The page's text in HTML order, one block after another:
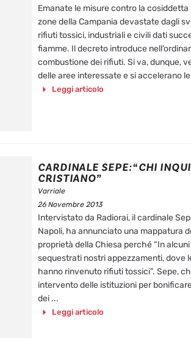
Emanate le misure contro la cosiddetta
zone della Campania devastate dagli
rifiuti tossici, industriali e civili dati
fiamme. Il decreto introduce
combustione dei rifiuti. Si va, dunque,
delle aree interessate e si accelerano
Leggi articolo
CARDINALE SEPE: “CHI
CRISTIANO”
Varriale
26 Novembre 2013
Intervistato da Radiorai, il cardinale
Napoli, ha annunciato una mappatura
proprietà della Chiesa perché “In
sequestrati nostri appezzamenti, dove
hanno rinvenuto rifiuti tossici”. Sepe,
intervento delle istituzioni per
dei ...
Leggi articolo